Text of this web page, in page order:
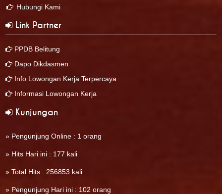
Hubungi Kami
Link Partner
PPDB Belitung
Dapo Dikdasmen
Info Lowongan Kerja Terpercaya
Informasi Lowongan Kerja
Kunjungan
» Pengunjung Online : 1 orang
» Hits Hari ini : 177 kali
» Total Hits : 256853 kali
» Pengunjung Hari ini : 102 orang